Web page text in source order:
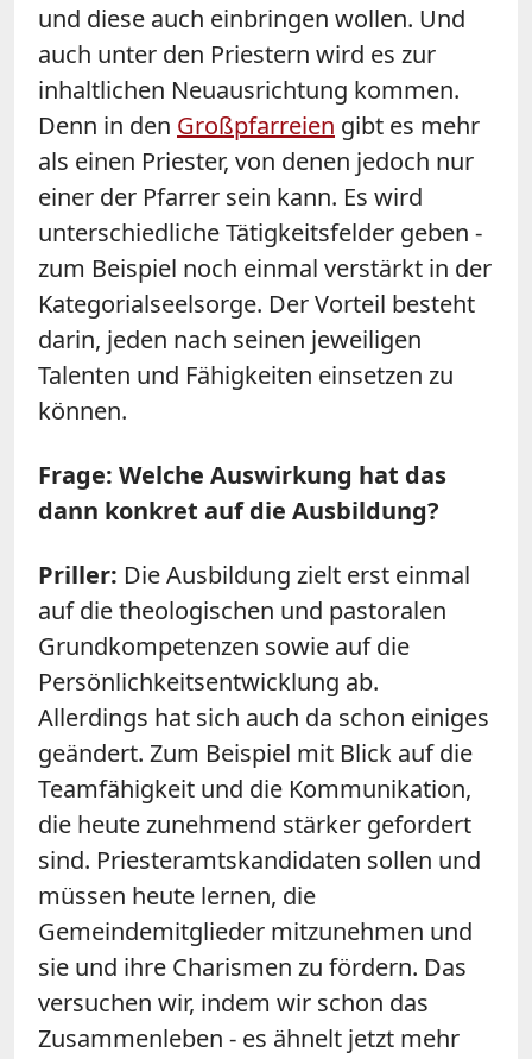
und diese auch einbringen wollen. Und
auch unter den Priestern wird es zur
inhaltlichen Neuausrichtung kommen.
Denn in den Großpfarreien gibt es mehr
als einen Priester, von denen jedoch nur
einer der Pfarrer sein kann. Es wird
unterschiedliche Tätigkeitsfelder geben -
zum Beispiel noch einmal verstärkt in der
Kategorialseelsorge. Der Vorteil besteht
darin, jeden nach seinen jeweiligen
Talenten und Fähigkeiten einsetzen zu
können.
Frage: Welche Auswirkung hat das
dann konkret auf die Ausbildung?
Priller: Die Ausbildung zielt erst einmal
auf die theologischen und pastoralen
Grundkompetenzen sowie auf die
Persönlichkeitsentwicklung ab.
Allerdings hat sich auch da schon einiges
geändert. Zum Beispiel mit Blick auf die
Teamfähigkeit und die Kommunikation,
die heute zunehmend stärker gefordert
sind. Priesteramtskandidaten sollen und
müssen heute lernen, die
Gemeindemitglieder mitzunehmen und
sie und ihre Charismen zu fördern. Das
versuchen wir, indem wir schon das
Zusammenleben - es ähnelt jetzt mehr